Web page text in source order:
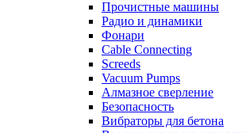
Прочистные машины
Радио и динамики
Фонари
Cable Connecting
Screeds
Vacuum Pumps
Алмазное сверление
Безопасность
Вибраторы для бетона